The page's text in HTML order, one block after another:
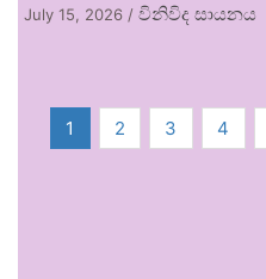
July 15, 2026 / විනිවිද සායනය
1 2 3 4